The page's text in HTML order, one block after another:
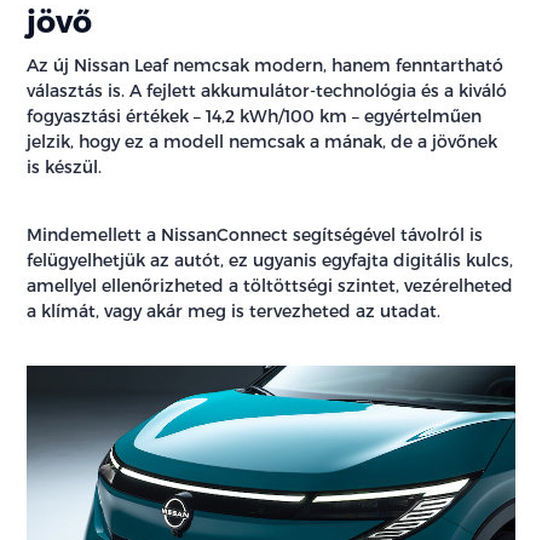
jövő
Az új Nissan Leaf nemcsak modern, hanem fenntartható
választás is. A fejlett akkumulátor-technológia és a kiváló
fogyasztási értékek – 14,2 kWh/100 km – egyértelműen
jelzik, hogy ez a modell nemcsak a mának, de a jövőnek
is készül.
Mindemellett a NissanConnect segítségével távolról is
felügyelhetjük az autót, ez ugyanis egyfajta digitális kulcs,
amellyel ellenőrizheted a töltöttségi szintet, vezérelheted
a klímát, vagy akár meg is tervezheted az utadat.